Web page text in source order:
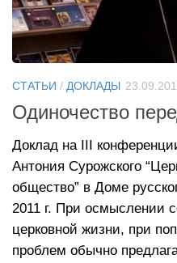
СТАТЬИ / ДОКЛАДЫ
Одиночество
Доклад на III
Антония Сурожского
общество” в Доме
2011 г. При осмыслении
церковной жизни, при
проблем обычно